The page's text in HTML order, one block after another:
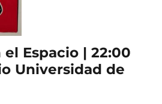
Espacio | 22:00
Universidad de